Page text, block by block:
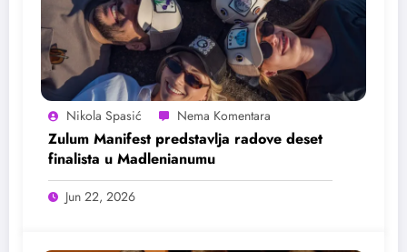
Nikola Spasić
Zulum Manifest predstavlja radove deset
finalista u Madlenianumu
Jun 22, 2026